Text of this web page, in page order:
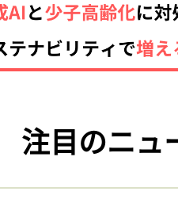
注目のニュ